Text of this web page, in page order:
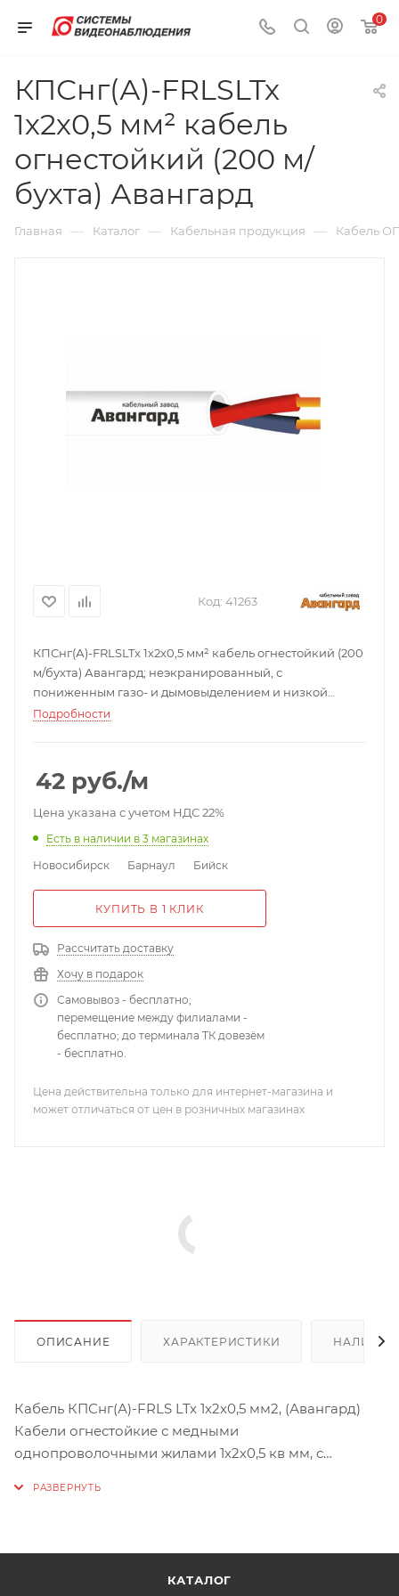
0
КПСнг(А)-FRLSLTx
1х2х0,5 мм² кабель
огнестойкий (200 м/
бухта) Авангард
Главная — Каталог — Кабельная продукция — Кабель
Код: 41263
КПСнг(А)-FRLSLTx 1х2х0,5 мм² кабель огнестойкий (200
м/бухта) Авангард; неэкранированный, с
пониженным газо- и дымовыделением и низкой
токсичностью продуктов горения. Внешний D=5,65 мм.
Подробности
42 руб./м
Цена указана с учетом НДС 22%
Есть в наличии в 3 магазинах
Новосибирск
Барнаул Бийск
КУПИТЬ В 1 КЛИК
Рассчитать доставку
Хочу в подарок
Самовывоз - бесплатно;
перемещение между филиалами -
бесплатно; до терминала ТК довезём
- бесплатно.
Цена действительна только для интернет-магазина и
может отличаться от цен в розничных магазинах
ОПИСАНИЕ ХАРАКТЕРИСТИКИ НАЛИЧИЕ
Кабель КПСнг(А)-FRLS LTx 1х2х0,5 мм2, (Авангард)
Кабели огнестойкие с медными
однопроволочными жилами 1х2х0,5 кв мм, с
системах оповещения и управления эвакуацией
КАТАЛОГ